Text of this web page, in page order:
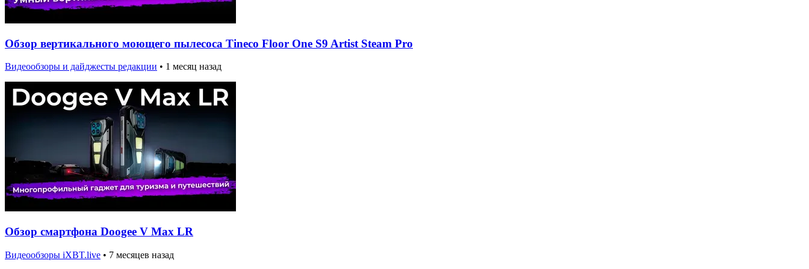
Обзор вертикального моющего пылесоса Tineco Floor One S9 Artist Steam Pro
Видеообзоры и дайджесты редакции • 1 месяц назад
Обзор смартфона Doogee V Max LR
Видеообзоры iXBT.live • 7 месяцев назад